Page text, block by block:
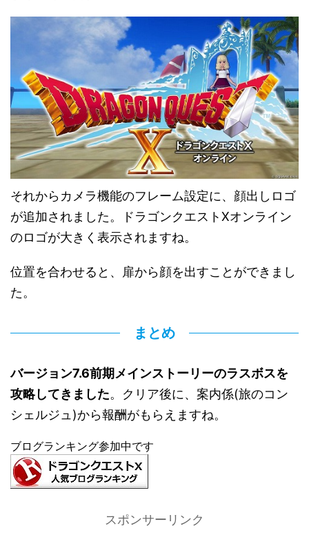
それからカメラ機能のフレーム設定に、顔出しロゴ
が追加されました。ドラゴンクエストXオンライン
のロゴが大きく表示されますね。
位置を合わせると、扉から顔を出すことができまし
た。
まとめ
バージョン7.6前期メインストーリーのラスボスを
攻略してきました。クリア後に、案内係(旅のコン
シェルジュ)から報酬がもらえますね。
ブログランキング参加中です
スポンサーリンク